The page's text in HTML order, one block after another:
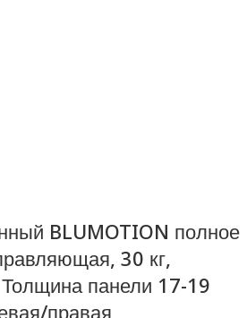
BLUMOTION полное
, 30 кг,
панели 17-19
правая